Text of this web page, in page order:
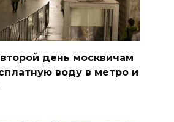
день москвичам
воду в метро и